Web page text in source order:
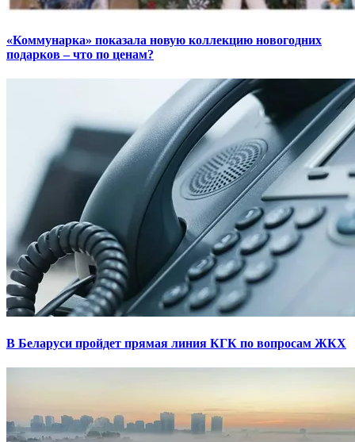
«Коммунарка» показала новую коллекцию новогодних
подарков – что по ценам?
В Беларуси пройдет прямая линия КГК по вопросам ЖКХ